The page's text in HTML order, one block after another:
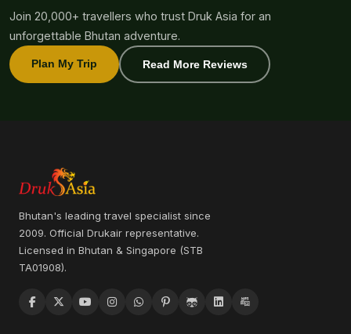
Join 20,000+ travellers who trust Druk Asia for an
unforgettable Bhutan adventure.
Plan My Trip Read More Reviews
Bhutan's leading travel specialist since
2009. Official Drukair representative.
Licensed in Bhutan & Singapore (STB
TA01908).